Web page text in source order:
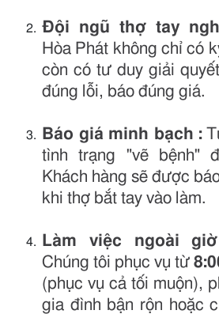
Đội ngũ thợ tay
Hòa Phát không chỉ có
còn có tư duy giải
đúng lỗi, báo đúng giá.
Báo giá minh bạch :
tình trạng "vẽ bệnh"
Khách hàng sẽ được
khi thợ bắt tay vào làm.
Làm việc ngoài
Chúng tôi phục vụ từ
(phục vụ cả tối muộn),
gia đình bận rộn hoặc